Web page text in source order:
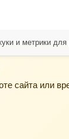
сайта или
и метрики для